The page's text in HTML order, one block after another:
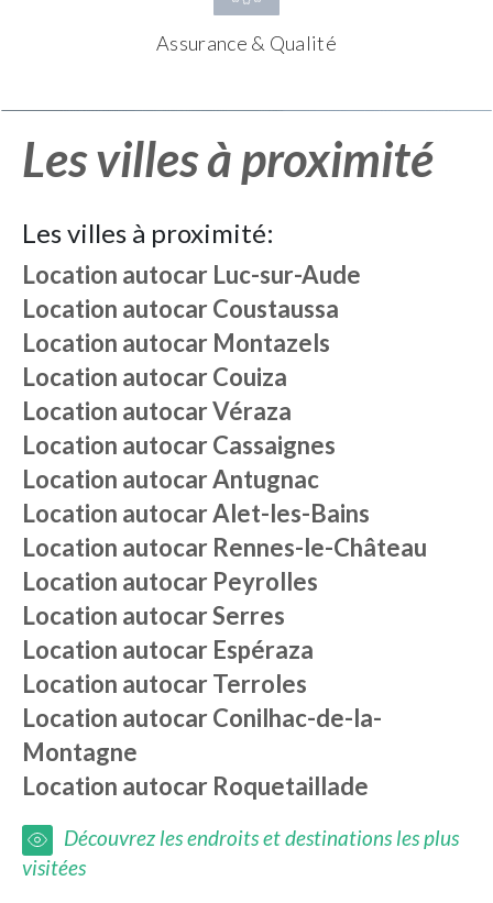
Assurance & Qualité
Les villes à proximité
Les villes à proximité:
Location autocar Luc-sur-Aude
Location autocarCoustaussa
Location autocar Montazels
Location autocarCouiza
Location autocarVéraza
Location autocarCassaignes
Location autocarAntugnac
Location autocarAlet-les-Bains
Location autocar Rennes-le-Château
Location autocar Peyrolles
Location autocarSerres
Location autocar Espéraza
Location autocarTerroles
Location autocarConilhac-de-la-
Montagne
Location autocar Roquetaillade
Découvrez les endroits et destinations les plus
visitées